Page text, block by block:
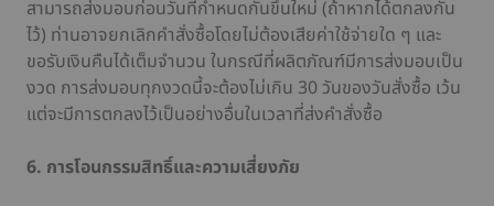
สามารถส่งมอบก่อนวันที่กำหนดกันขึ้นใหม่ (ถ้าหากได้ตกลงกัน
ไว้) ท่านอาจยกเลิกคำสั่งซื้อโดยไม่ต้องเสียค่าใช้จ่ายใด ๆ และ
ขอรับเงินคืนได้เต็มจำนวน ในกรณีที่ผลิตภัณฑ์มีการส่งมอบเป็น
งวด การส่งมอบทุกงวดนี้จะต้องไม่เกิน 30 วันของวันสั่งซื้อ เว้น
แต่จะมีการตกลงไว้เป็นอย่างอื่นในเวลาที่ส่งคำสั่งซื้อ
6. การโอนกรรมสิทธิ์และความเสี่ยงภัย